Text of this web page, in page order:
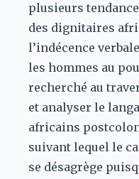
plusieurs
des dignitaires
l’indécence
les hommes au
recherché au
et analyser le
africains
suivant lequel le
se désagrège